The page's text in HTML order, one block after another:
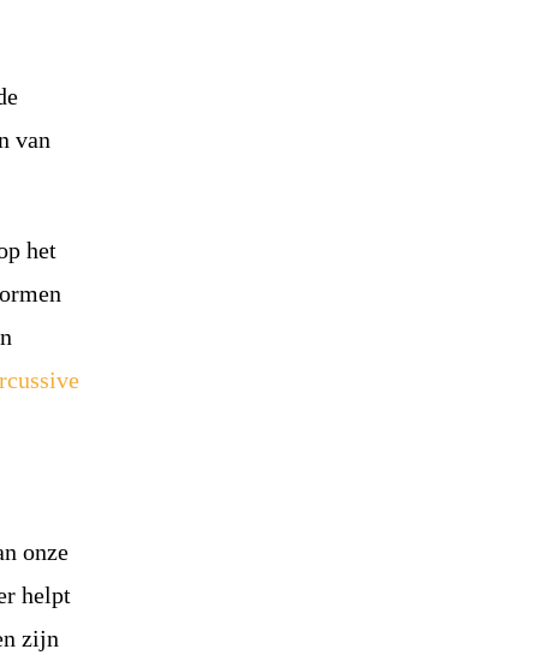
van
het
onze
helpt
zijn